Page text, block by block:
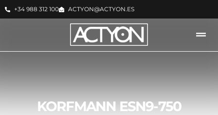
+34 988 312 100 ACTYON@ACTYON.ES
KORFMANN ESN9-750